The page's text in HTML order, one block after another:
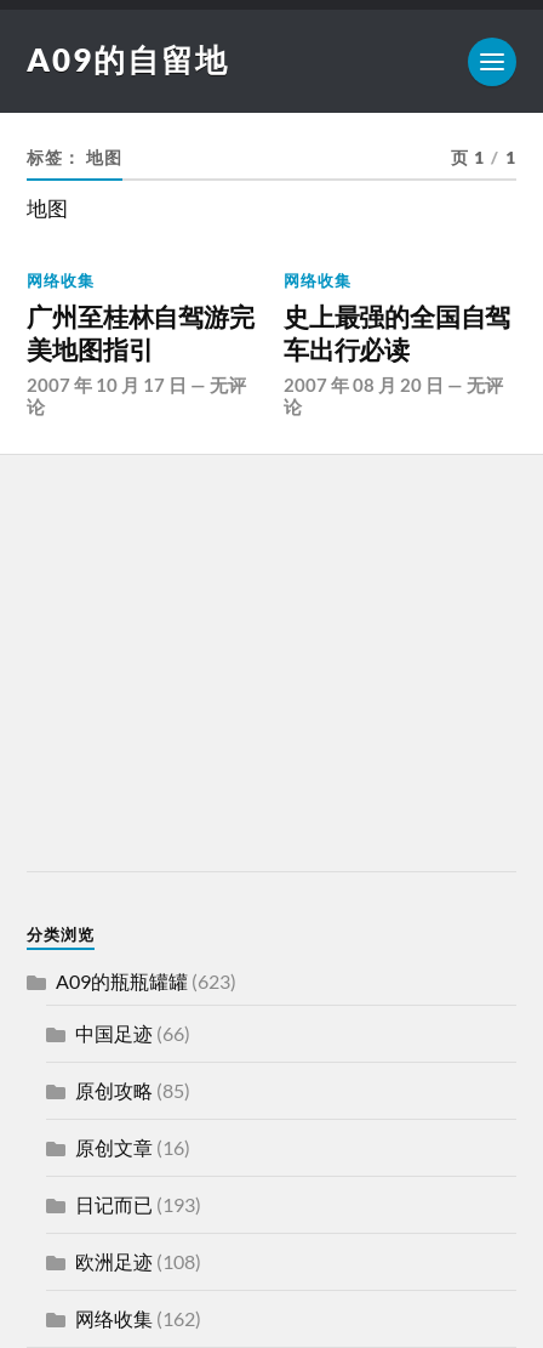
A09的自留地
标签：地图 页 1 / 1
地图
网络收集
广州至桂林自驾游完
美地图指引
2007 年 10 月 17 日 —无评
论
网络收集
史上最强的全国自驾
车出行必读
2007 年 08 月 20 日 —无评
论
分类浏览
A09的瓶瓶罐罐 (623)
中国足迹 (66)
原创攻略 (85)
原创文章 (16)
日记而已 (193)
欧洲足迹 (108)
网络收集 (162)